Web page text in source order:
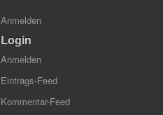
Anmelden
Login
Anmelden
Eintrags-Feed
Kommentar-Feed